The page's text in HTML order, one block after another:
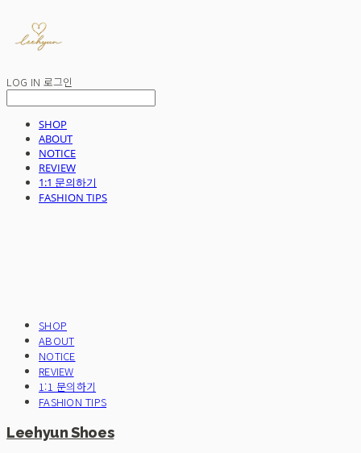
LOG IN 로그인
SHOP
ABOUT
NOTICE
REVIEW
1:1 문의하기
FASHION TIPS
SHOP
ABOUT
NOTICE
REVIEW
1:1 문의하기
FASHION TIPS
Leehyun Shoes